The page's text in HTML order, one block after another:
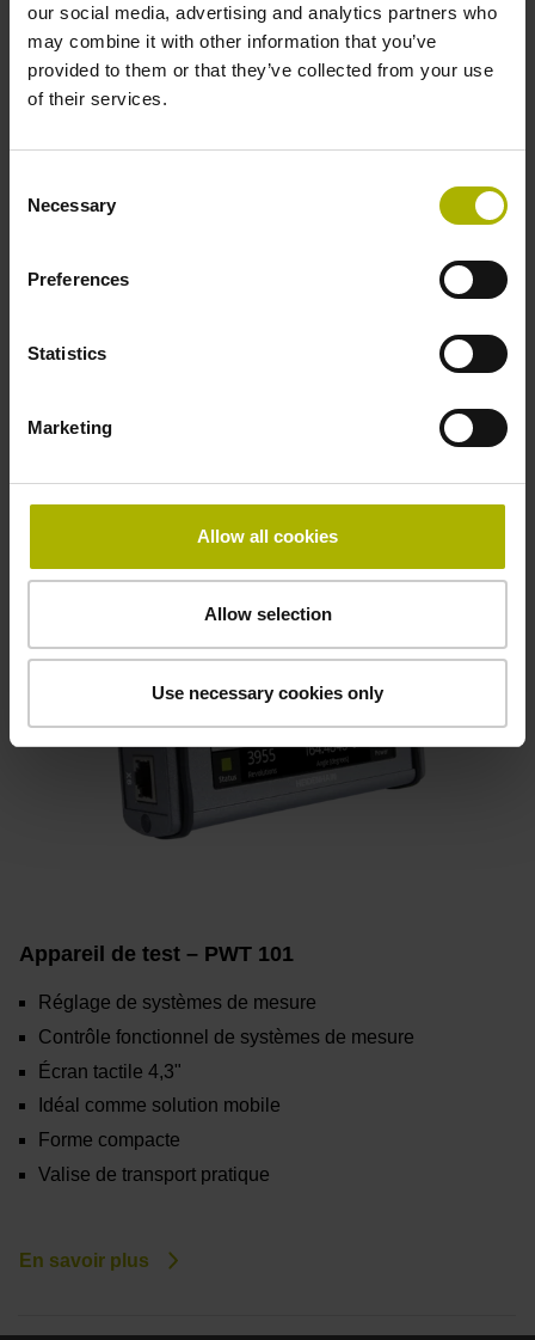
our social media, advertising and analytics partners who
may combine it with other information that you’ve
provided to them or that they’ve collected from your use
of their services.
Selection
Necessary
Preferences
Statistics
Marketing
Allow all cookies
Allow selection
Use necessary cookies only
Appareil de contrôle – PWM 3000
Réglage et diagnostic de systèmes de mesure
Appareil de test – PWT 101
Réglage de systèmes de mesure
Contrôle fonctionnel de systèmes de mesure
Écran tactile 4,3"
Idéal comme solution mobile
Forme compacte
Valise de transport pratique
En savoir plus